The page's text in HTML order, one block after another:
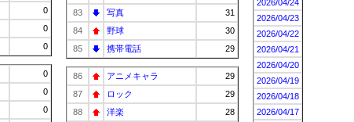
0
0
0
0
0
0
83
写真
31
84
野球
30
85
携帯電話 29
86 アニメキャラ
29
87
ロック
29
88
洋楽
28
2026/04/24
2026/04/23
2026/04/22
2026/04/21
2026/04/20
2026/04/19
2026/04/18
2026/04/17